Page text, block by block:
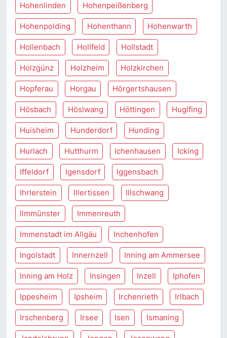
Hohenlinden Hohenpeißenberg
Hohenpolding Hohenthann Hohenwarth
Hollenbach Hollfeld Hollstadt
Holzgünz Holzheim Holzkirchen
Hopferau Horgau Hörgertshausen
Hösbach Höslwang Höttingen Huglfing
Huisheim Hunderdorf Hunding
Hurlach Hutthurm Ichenhausen Icking
Iffeldorf Igensdorf Iggensbach
Ihrlerstein Illertissen Illschwang
Ilmmünster Immenreuth
Immenstadt im Allgäu Inchenhofen
Ingolstadt Innernzell Inning am Ammersee
Inning am Holz Insingen Inzell Iphofen
Ippesheim Ipsheim Irchenrieth Irlbach
Irschenberg Irsee Isen Ismaning